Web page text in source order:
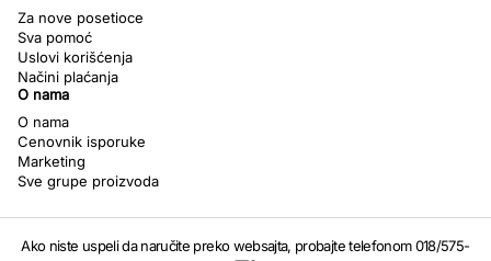
Za nove posetioce
Sva pomoć
Uslovi korišćenja
Načini plaćanja
O nama
O nama
Cenovnik isporuke
Marketing
Sve grupe proizvoda
Ako niste uspeli da naručite preko websajta, probajte telefonom 018/575-